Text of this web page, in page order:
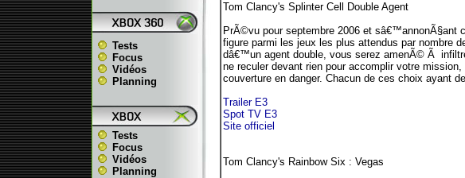
Tests
Focus
Vidéos
Planning
Tests
Focus
Vidéos
Planning
Tom Clancy's Splinter Cell Double Agent
PrÃ©vu pour septembre 2006 et sâ€™annonÃ§ant
figure parmi les jeux les plus attendus par nombre
dâ€™un agent double, vous serez amenÃ© Ã
ne reculer devant rien pour accomplir votre
couverture en danger. Chacun de ces choix ayant
Trailer E3
Spot TV E3
Site officiel
Tom Clancy's Rainbow Six : Vegas